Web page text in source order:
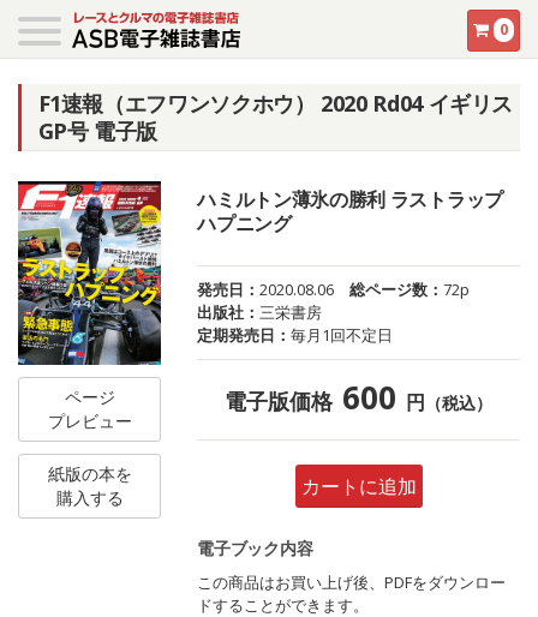
0
F1速報（エフワンソクホウ） 2020 Rd04 イギリス
GP号 電子版
ページ
プレビュー
紙版の本を
購入する
ハミルトン薄氷の勝利 ラストラップ
ハプニング
発売日：2020.08.06 総ページ数：72p
出版社：三栄書房
定期発売日：毎月1回不定日
電子版価格 600 円 （税込）
カートに追加
電子ブック内容
この商品はお買い上げ後、PDFをダウンロー
ドすることができます。